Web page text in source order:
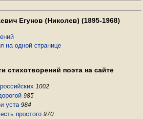
Егунов (Николев) (1895-1968)
на одной странице
стихотворений поэта на сайте
1002
985
уста 984
простого 970